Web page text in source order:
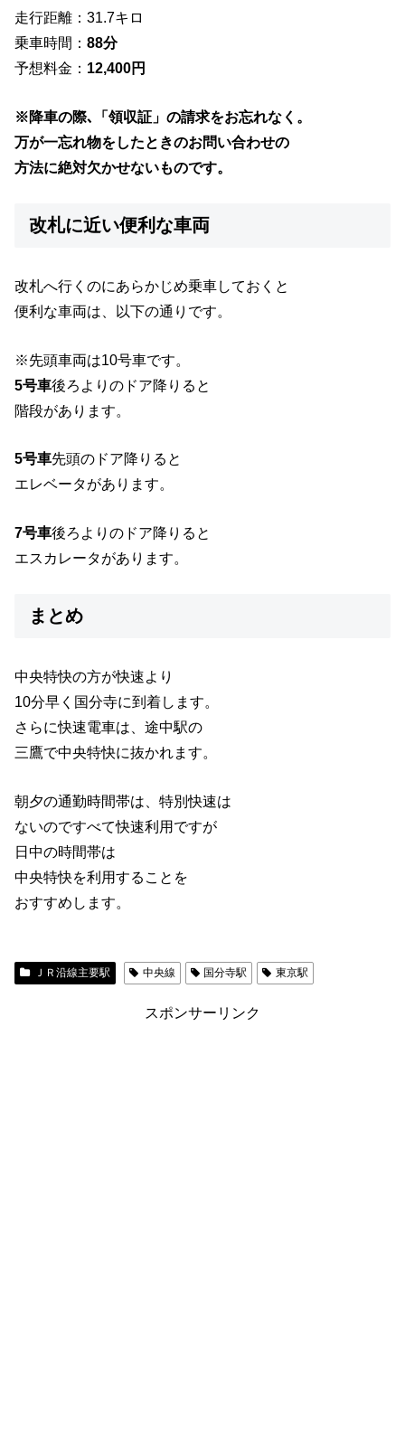
走行距離：31.7キロ
乗車時間： 88分
予想料金： 12,400円
※降車の際､「領収証」の請求をお忘れなく。
万が一忘れ物をしたときのお問い合わせの
方法に絶対欠かせないものです。
改札に近い便利な車両
改札へ行くのにあらかじめ乗車しておくと
便利な車両は、以下の通りです。
※先頭車両は10号車です。
5号車後ろよりのドア降りると
階段があります。
5号車先頭のドア降りると
エレベータがあります。
7号車後ろよりのドア降りると
エスカレータがあります。
まとめ
中央特快の方が快速より
10分早く国分寺に到着します。
さらに快速電車は、途中駅の
三鷹で中央特快に抜かれます。
朝夕の通勤時間帯は、特別快速は
ないのですべて快速利用ですが
日中の時間帯は
中央特快を利用することを
おすすめします。
ＪＲ沿線主要駅 中央線 国分寺駅 東京駅
スポンサーリンク